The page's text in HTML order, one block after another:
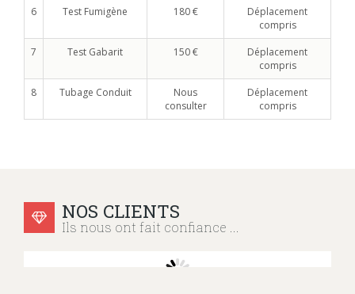
6 Test Fumigène 180 €
Déplacement
compris
7
Test Gabarit 150 €
Déplacement
compris
8
Tubage Conduit
Nous
consulter
Déplacement
compris
NOS CLIENTS
Ils nous ont fait confiance ...